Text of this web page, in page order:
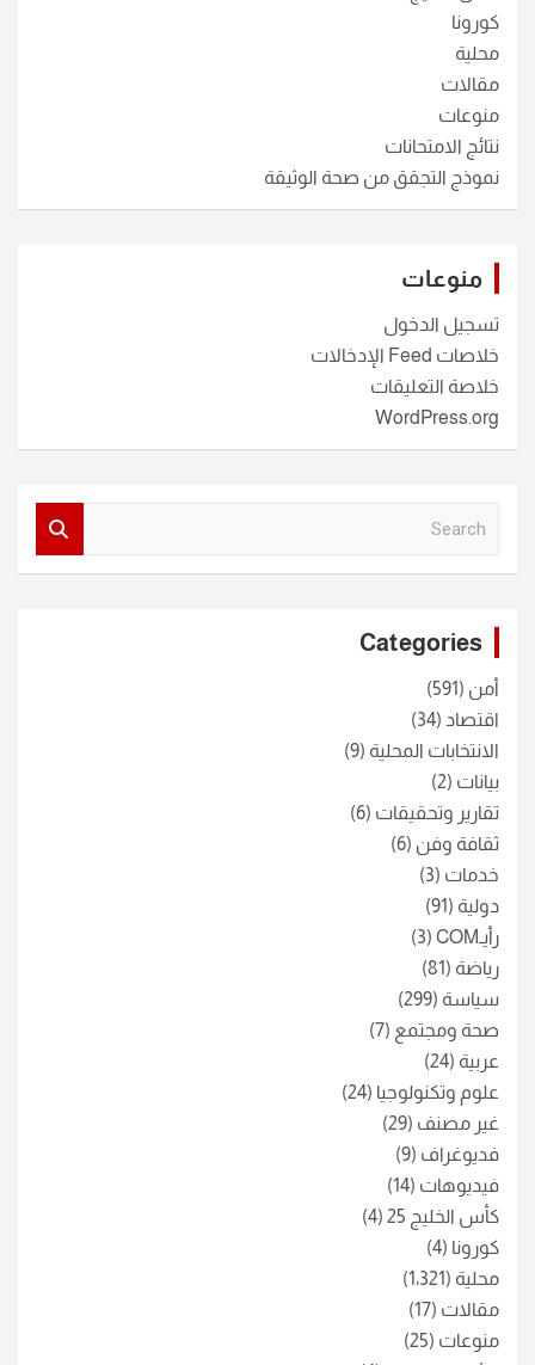
كورونا
محلية
مقالات
منوعات
نتائج الامتحانات
نموذج التجقق من صحة الوثيقة
منوعات
تسجيل الدخول
خلاصات Feed الإدخالات
خلاصة التعليقات
WordPress.org
Categories
أمن (591)
اقتصاد (34)
الانتخابات المحلية (9)
بيانات (2)
تقارير وتحقيقات (6)
ثقافة وفن (6)
خدمات (3)
دولية (91)
رأيـCOM
(3)
رياضة (81)
سياسة (299)
صحة ومجتمع (7)
عربية (24)
علوم وتكنولوجيا (24)
غير مصنف (29)
فديوغراف (9)
فيديوهات (14)
كأس الخليج 25
(4)
كورونا (4)
محلية (1٬321)
مقالات (17)
منوعات (25)